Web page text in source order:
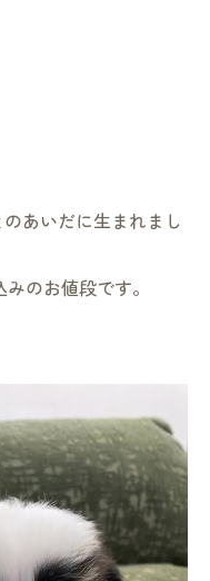
あいだに生まれまし
のお値段です。